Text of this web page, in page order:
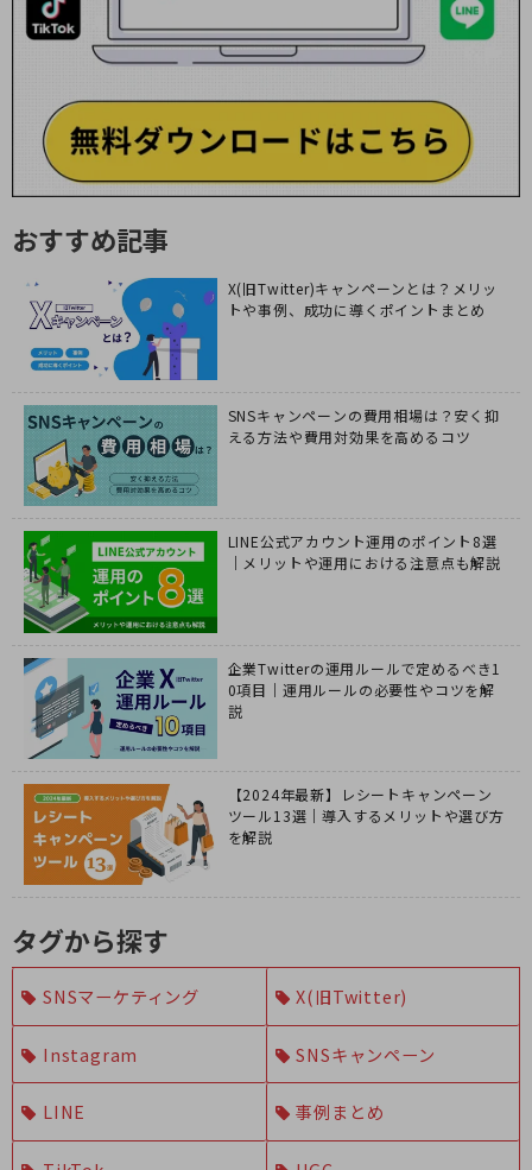
おすすめ記事
X(旧Twitter)キャンペーンとは？メリッ
トや事例、成功に導くポイントまとめ
SNSキャンペーンの費用相場は？安く抑
える方法や費用対効果を高めるコツ
LINE公式アカウント運用のポイント8選
｜メリットや運用における注意点も解説
企業Twitterの運用ルールで定めるべき1
0項目｜運用ルールの必要性やコツを解
説
【2024年最新】レシートキャンペーン
ツール13選｜導入するメリットや選び方
を解説
タグから探す
SNSマーケティング X(旧Twitter)
Instagram SNSキャンペーン
LINE 事例まとめ